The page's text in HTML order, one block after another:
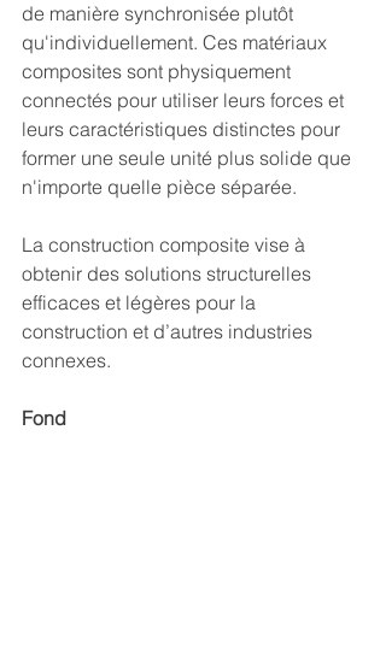
de manière synchronisée plutôt
qu'individuellement. Ces matériaux
composites sont physiquement
connectés pour utiliser leurs forces et
leurs caractéristiques distinctes pour
former une seule unité plus solide que
n'importe quelle pièce séparée.
La construction composite vise à
obtenir des solutions structurelles
efficaces et légères pour la
construction et d’autres industries
connexes.
Fond